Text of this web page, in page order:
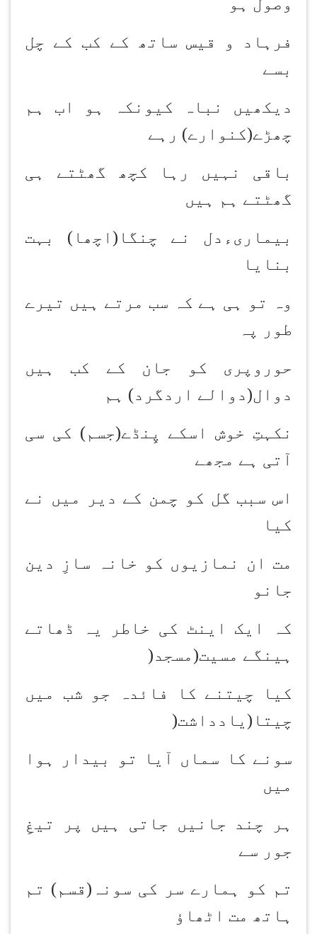
فرہاد و قیس ساتھ کے کب کے چل
بسے
دیکھیں نباہ کیونکہ ہو اب ہم
چھڑے(کنوارے) رہے
باقی نہیں رہا کچھ گھٹتے ہی
گھٹتے ہم ہیں
بیماریءدل نے چنگا(اچھا) بہت
بنایا
وہ تو ہی ہے کہ سب مرتے ہیں تیرے
طور پہ
حوروپری کو جان کے کب ہیں
دوال(دوالے اردگرد) ہم
نکہتِ خوش اسکے پِنڈے(جسم) کی سی
آتی ہے مجھے
اس سبب گل کو چمن کے دیر میں نے
کیا
مت ان نمازیوں کو خانہ سازِ دین
جانو
کہ ایک اینٹ کی خاطر یہ ڈھاتے
ہینگے مسیت(مسجد )
کیا چیتنے کا فائدہ جو شب میں
چیتا(یادداشت)
سونے کا سماں آیا تو بیدار ہوا
میں
ہر چند جانیں جاتی ہیں پر تیغِ
جور سے
تم کو ہمارے سر کی سونہ(قسم) تم
ہاتھ مت اٹھاؤ